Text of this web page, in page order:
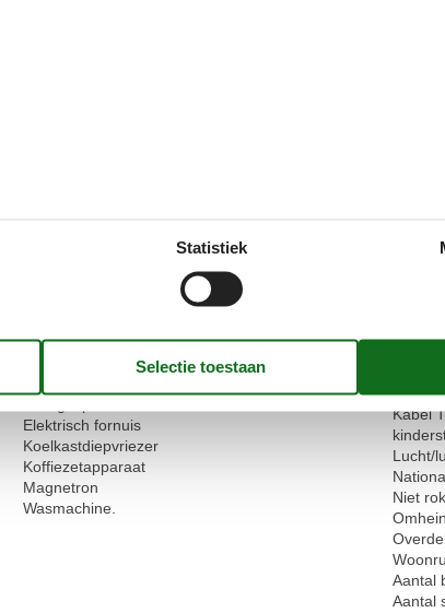
Keuken
Elektrisch fornuis
Koelkastdiepvriezer
Koffiezetapparaat
Magnetron
Wasmachine.
Jaar
Kabel
Lucht/
Niet
Aantal
Aantal
Statistiek